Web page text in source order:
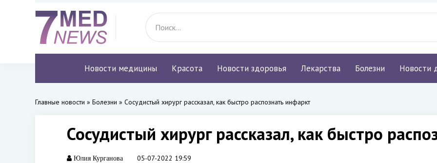
Новости медицины Красота Новости здоровья Лекарства Болезни Новости
Главные новости » Болезни » Сосудистый хирург рассказал, как быстро распознать инфаркт
Сосудистый хирург рассказал, как быстро
Юлия Курганова 05-07-2022 19:59